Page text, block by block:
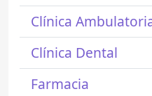
Clínica
Clínica Dental
Farmacia